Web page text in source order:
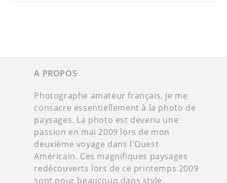
A PROPOS
Photographe amateur français, je me
consacre essentiellement à la photo de
paysages. La photo est devenu une
passion en mai 2009 lors de mon
deuxième voyage dans l'Ouest
Américain. Ces magnifiques paysages
redécouverts lors de ce printemps 2009
sont pour beaucoup dans style